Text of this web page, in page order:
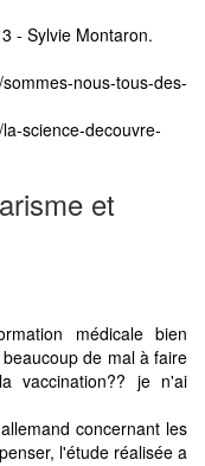
- Sylvie Montaron.
nous-tous-des-
science-decouvre-
et
médicale bien
de mal à faire
vaccination?? je n'ai
concernant les
l'étude réalisée a